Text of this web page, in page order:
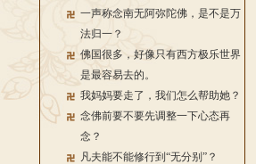
一声称念南无阿弥陀佛，是不是万
法归一？
佛国很多，好像只有西方极乐世界
是最容易去的。
我妈妈要走了，我们怎么帮助她？
念佛前要不要先调整一下心态再
念？
凡夫能不能修行到“无分别”？